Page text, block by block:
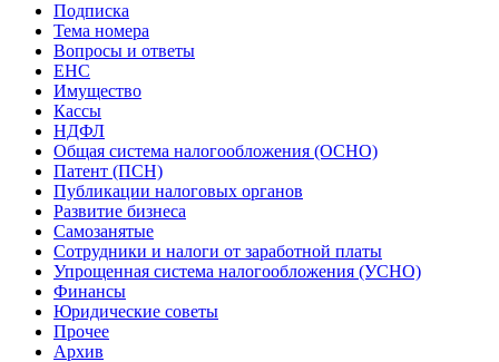
Подписка
Тема номера
Вопросы и ответы
ЕНС
Имущество
Кассы
НДФЛ
Общая система налогообложения (ОСНО)
Патент (ПСН)
Публикации налоговых органов
Развитие бизнеса
Самозанятые
Сотрудники и налоги от заработной платы
Упрощенная система налогообложения (УСНО)
Финансы
Юридические советы
Прочее
Архив